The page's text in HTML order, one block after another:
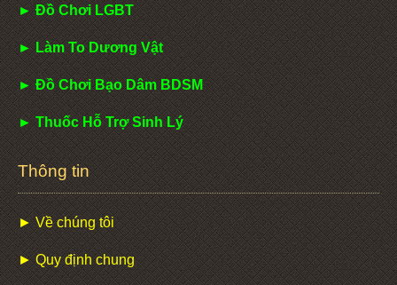
► Đồ Chơi LGBT
► Làm To Dương Vật
► Đồ Chơi Bạo Dâm BDSM
► Thuốc Hỗ Trợ Sinh Lý
Thông tin
► Về chúng tôi
► Quy định chung